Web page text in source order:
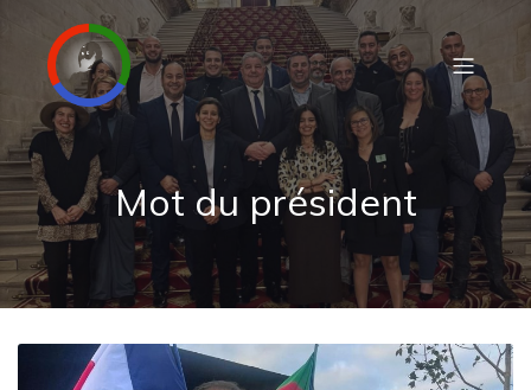
Mot du président